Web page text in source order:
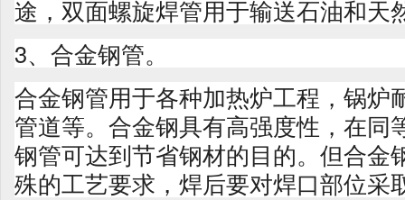
途，双面螺旋焊管用于输送石油和天
3、合金钢管。
合金钢管用于各种加热炉工程，锅炉
管道等。合金钢具有高强度性，在同
钢管可达到节省钢材的目的。但合金
殊的工艺要求，焊后要对焊口部位采